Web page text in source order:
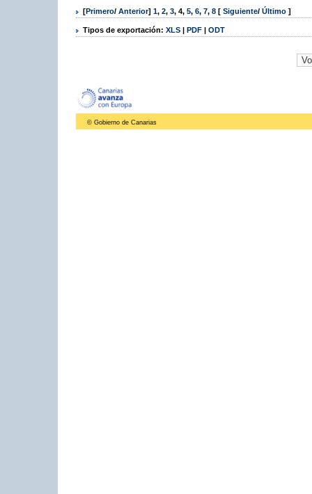
[Primero/ Anterior] 1, 2, 3, 4, 5, 6, 7, 8 [ Siguiente/ Último ]
Tipos de exportación: XLS | PDF | ODT
© Gobierno de Canarias